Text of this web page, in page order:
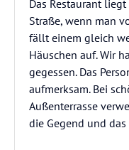
Das Restaurant
Straße, wenn man
fällt einem gleich
Häuschen auf. Wir
gegessen. Das
aufmerksam. Bei
Außenterrasse
die Gegend und das